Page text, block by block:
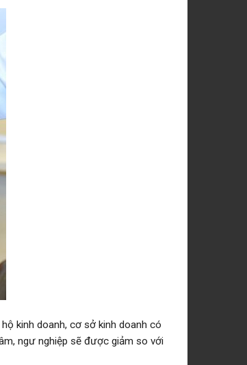
kinh doanh, cơ sở kinh doanh có
ngư nghiệp sẽ được giảm so với